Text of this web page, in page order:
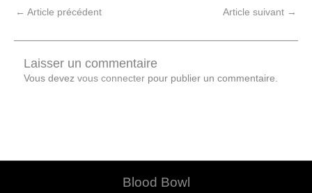
← Article précédent Article suivant →
Laisser un commentaire
Vous devez vous connecterpour publier un commentaire.
Blood Bowl